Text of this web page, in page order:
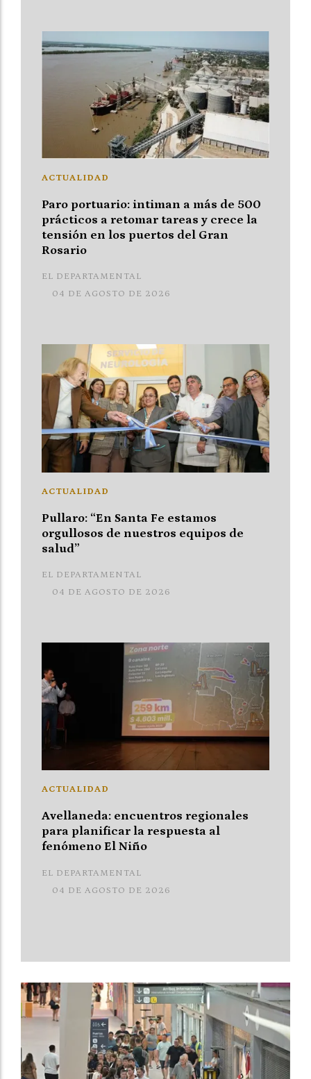
Paro portuario: intiman a más de 500
prácticos a retomar tareas y crece la
tensión en los puertos del Gran
Rosario
EL DEPARTAMENTAL
ACTUALIDAD
04 DE AGOSTO DE 2026
Pullaro: “En Santa Fe estamos
orgullosos de nuestros equipos de
salud”
EL DEPARTAMENTAL
ACTUALIDAD
04 DE AGOSTO DE 2026
Avellaneda: encuentros regionales
para planificar la respuesta al
fenómeno El Niño
EL DEPARTAMENTAL
ACTUALIDAD
04 DE AGOSTO DE 2026